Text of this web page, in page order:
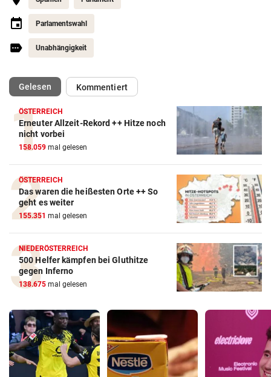
Parlamentswahl
Unabhängigkeit
Gelesen(ausgewählt)Kommentiert
ÖSTERREICH
Erneuter Allzeit-Rekord ++ Hitze noch
nicht vorbei
158.059 mal gelesen
ÖSTERREICH
Das waren die heißesten Orte ++ So
geht es weiter
155.351 mal gelesen
NIEDERÖSTERREICH
500 Helfer kämpfen bei Gluthitze
gegen Inferno
138.675 mal gelesen